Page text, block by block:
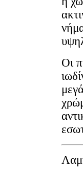
Οι